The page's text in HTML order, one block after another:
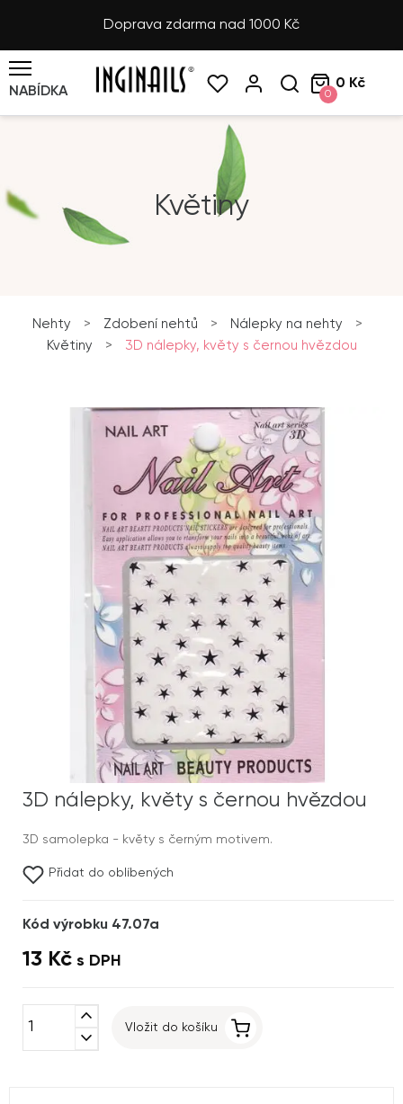
Doprava zdarma nad 1000 Kč
NABÍDKA 0
0 Kč
Květiny
Nehty > Zdobení nehtů > Nálepky na nehty
>
Květiny
> 3D nálepky, květy s černou hvězdou
3D nálepky, květy s černou hvězdou
3D samolepka - květy s černým motivem.
Přidat do oblíbených
Kód výrobku 47.07a
13 Kč s DPH
expand_less
expand_more
Vložit do košíku